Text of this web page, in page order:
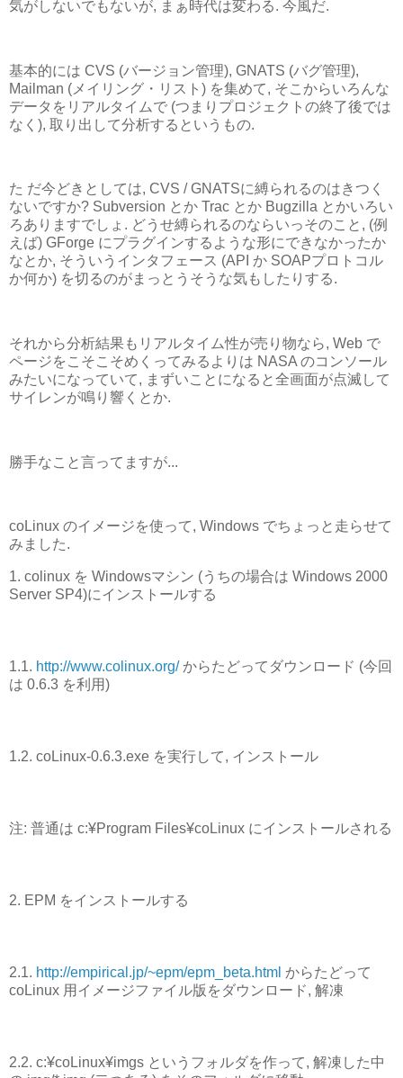
気がしないでもないが, まぁ時代は変わる. 今風だ.
基本的には CVS (バージョン管理), GNATS (バグ管理),
Mailman (メイリング・リスト) を集めて, そこからいろんな
データをリアルタイムで (つまりプロジェクトの終了後では
なく), 取り出して分析するというもの.
た だ今どきとしては, CVS / GNATSに縛られるのはきつく
ないですか? Subversion とか Trac とか Bugzilla とかいろい
ろありますでしょ. どうせ縛られるのならいっそのこと, (例
えば) GForge にプラグインするような形にできなかったか
なとか, そういうインタフェース (API か SOAPプロトコル
か何か) を切るのがまっとうそうな気もしたりする.
それから分析結果もリアルタイム性が売り物なら, Web で
ページをこそこそめくってみるよりは NASA のコンソール
みたいになっていて, まずいことになると全画面が点滅して
サイレンが鳴り響くとか.
勝手なこと言ってますが...
coLinux のイメージを使って, Windows でちょっと走らせて
みました.
1. colinux を Windowsマシン (うちの場合は Windows 2000
Server SP4)にインストールする
1.1. http://www.colinux.org/からたどってダウンロード (今回
は 0.6.3 を利用)
1.2. coLinux-0.6.3.exe を実行して, インストール
注: 普通は c:¥Program Files¥coLinux にインストールされる
2. EPM をインストールする
2.1. http://empirical.jp/~epm/epm_beta.html からたどって
coLinux 用イメージファイル版をダウンロード, 解凍
2.2. c:¥coLinux¥imgs というフォルダを作って, 解凍した中